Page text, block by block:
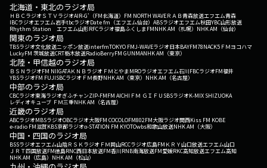
北海道・東北のラジオ局
ＨＢＣラジオＳＴＶラジオAIR-G'（FM北海道） FM NORTH WAVEＲＡＢ青森放送エフエム青森
IBCラジオエフエム岩手tbcラジオDate fm（エフエム仙台） ABSラジオエフエム秋田YBC山形放送
Rhythm Station エフエム山形RFCラジオ福島ふくしまFMNHK AM（札幌） NHK AM（仙台）
関東のラジオ局
TBSラジオ文化放送ニッポン放送interfmTOKYO FMJ-WAVEラジオ日本BAYFM78NACK5 ＦＭヨコハマ
LuckyFM 茨城放送CRT栃木放送RadioBerryFM GUNMANHK AM（東京）
北陸・甲信越のラジオ局
ＢＳＮラジオFM NIIGATAＫＮＢラジオ ＦＭとやまMROラジオエフエム石川FBCラジオFM福井
YBSラジオFM FUJISBCラジオ ＦＭ長野NHK AM（東京） NHK AM（名古屋）
中部のラジオ局
CBCラジオ東海ラジオぎふチャンZIP-FMFM AICHI ＦＭ ＧＩＦＵ SBSラジオK-MIX SHIZUOKA
レディオキューブ ＦＭ三重NHK AM（名古屋）
近畿のラジオ局
ABCラジオMBSラジオOBCラジオ大阪FM COCOLOFM802FM大阪ラジオ関西Kiss FM KOBE
e-radio FM滋賀KBS京都ラジオα-STATION FM KYOTOwbs和歌山放送NHK AM（大阪）
中国・四国のラジオ局
BSSラジオエフエム山陰ＲＳＫラジオ ＦＭ岡山RCCラジオ広島FM ＫＲＹ山口放送エフエム山口
ＪＲＴ四国放送FM徳島RNC西日本放送FM香川RNB南海放送FM愛媛RKC高知放送エフエム高知
NHK AM（広島） NHK AM（松山）